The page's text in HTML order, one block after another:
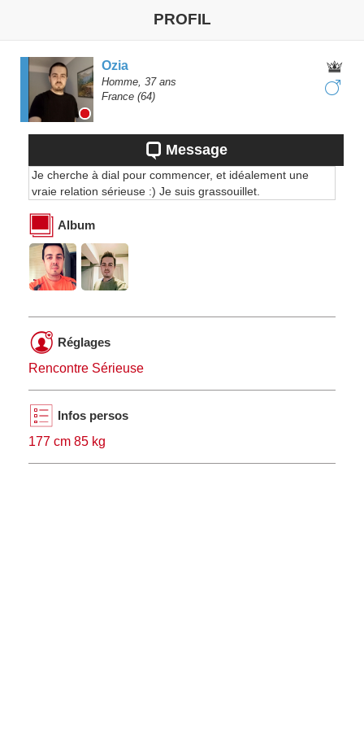
PROFIL
Ozia
Homme, 37ans
France (64)
Message
Je cherche à dial pour commencer, et idéalement une
vraie relation sérieuse :) Je suis grassouillet.
Album
Réglages
Rencontre Sérieuse
Infos persos
177 cm 85 kg